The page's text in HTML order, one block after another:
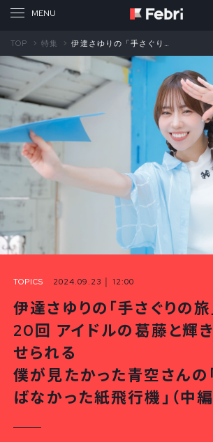
TOP 特集 伊達さゆりの「手さぐりの旅」 第20回 アイドルの葛藤と輝きに魅せられる 僕が見たかった青空さんの「飛ばなかった紙飛行機」（中編）
TOPICS 2024.09.23 │ 12:00
伊達さゆりの「手さぐりの旅
20回 アイドルの葛藤と輝
せられる
僕が見たかった青空さんの
ばなかった紙飛行機」（中編